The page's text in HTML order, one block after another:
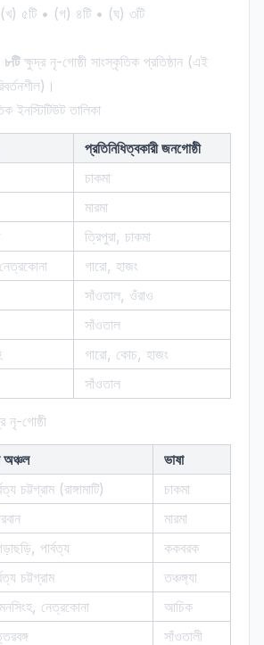
৫টি • (গ) ৪টি • (ঘ) ৩টি
৮টিক্ষুদ্র নৃ-গোষ্ঠী সাংস্কৃতিক প্রতিষ্ঠান (এই
ইনস্টিটিউট তালিকা
প্রতিনিধিত্বকারী জনগোষ্ঠী
চাকমা
মারমা
ত্রিপুরা, চাকমা
নেত্রকোনা
গারো, হাজং
সাঁওতাল, ওঁরাও
সাঁওতাল
গারো, কোচ, হাজং
সাঁওতাল
নৃ-গোষ্ঠী
অঞ্চল
ভাষা
চট্টগ্রাম (রাঙ্গামাটি)
চাকমা
মারমা
পার্বত্য
ককবরক
চট্টগ্রাম
তঞ্চঙ্গ্যা
নেত্রকোনা
আচিক
সাঁওতালী